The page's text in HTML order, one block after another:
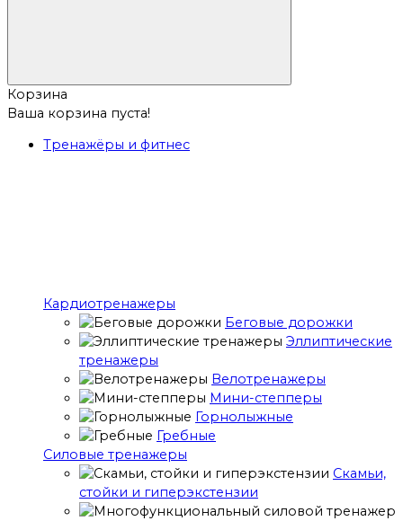
Корзина
Ваша корзина пуста!
Тренажёры и фитнес
Кардиотренажеры
Беговые дорожки
Эллиптические
тренажеры
Велотренажеры
Мини-степперы
Горнолыжные
Гребные
Cиловые тренажеры
Скамьи,
стойки и гиперэкстензии